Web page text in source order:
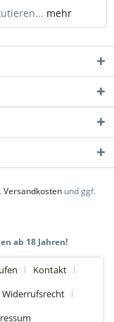
mehr
Versandkosten und ggf.
ab 18 Jahren!
Kontakt
Widerrufsrecht